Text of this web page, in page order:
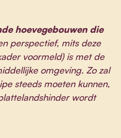
hoevegebouwen die
perspectief, mits deze
voormeld) is met de
omgeving. Zo zal
steeds moeten kunnen,
wordt